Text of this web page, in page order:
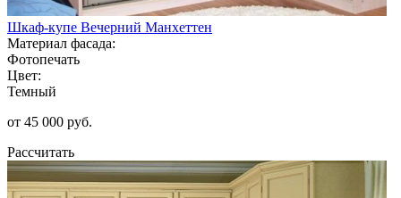
Шкаф-купе Вечерний Манхеттен
Материал фасада:
Фотопечать
Цвет:
Темный
от 45 000 руб.
Рассчитать